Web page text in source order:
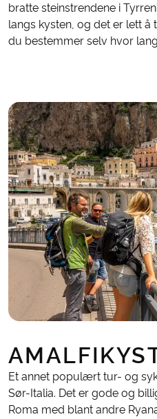
bratte steinstrendene i
langs kysten, og det er lett å
du bestemmer selv hvor
Et annet populært tur- og
Sør-Italia. Det er gode og
Roma med blant andre